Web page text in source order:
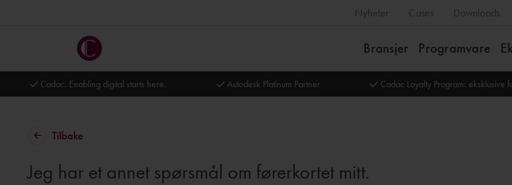
Nyheter Cases Downloads
Bransjer Programvare
Cadac. Enabling digital starts here. Autodesk Platinum Partner Cadac Loyalty Program: eksklusive
Tilbake
Jeg har et annet spørsmål om førerkortet mitt.